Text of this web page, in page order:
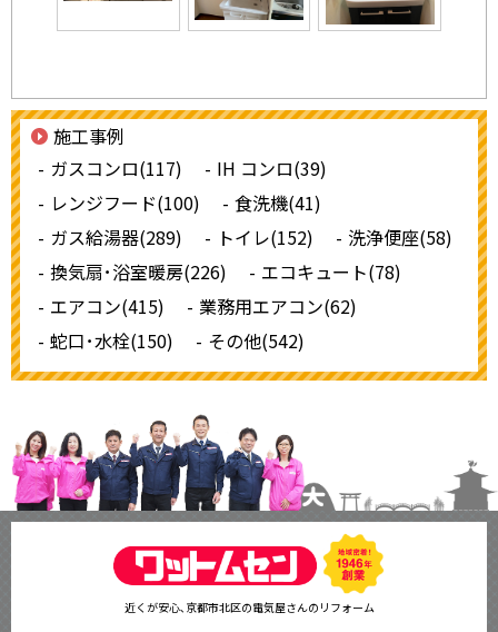
施工事例
ガスコンロ(117)
IH コンロ(39)
レンジフード(100)
食洗機(41)
ガス給湯器(289)
トイレ(152)
洗浄便座(58)
換気扇･浴室暖房(226)
エコキュート(78)
エアコン(415)
業務用エアコン(62)
蛇口･水栓(150)
その他(542)
近くが安心､京都市北区の電気屋さんのリフォーム